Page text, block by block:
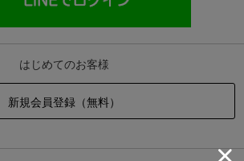
はじめてのお客様